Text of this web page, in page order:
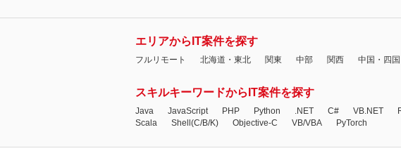
エリアからIT案件を探す
フルリモート 北海道・東北 関東 中部 関西 中国・四国
スキルキーワードからIT案件を探す
Java JavaScript PHP Python .NET C# VB.NET
Scala
Shell(C/B/K) Objective-C VB/VBA PyTorch